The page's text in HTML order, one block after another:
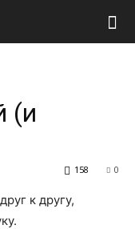
(и
0
158
к другу,